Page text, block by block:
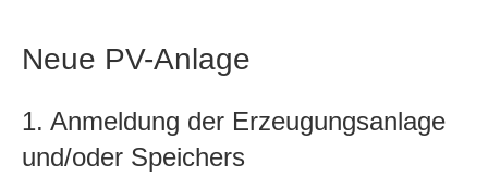
Neue PV-Anlage
1. Anmeldung der Erzeugungsanlage
und/oder Speichers